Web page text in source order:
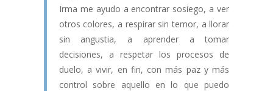
Irma me ayudo a encontrar sosiego, a ver
otros colores, a respirar sin temor, a llorar
sin angustia, a aprender a tomar
decisiones, a respetar los procesos de
duelo, a vivir, en fin, con más paz y más
control sobre aquello en lo que puedo